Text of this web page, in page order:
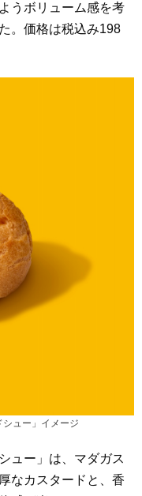
うボリューム感を考
。価格は税込み198
シュー」イメージ
ュー」は、マダガス
なカスタードと、香